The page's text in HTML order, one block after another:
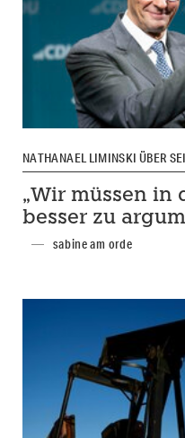
NATHANAEL LIMINSKI ÜBER
„Wir müssen in
besser zu
sabine am orde